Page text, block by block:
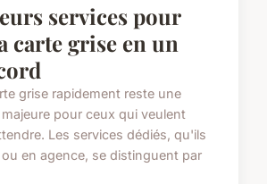
services pour
carte grise en un
grise rapidement reste une
pour ceux qui veulent
Les services dédiés, qu'ils
en agence, se distinguent par